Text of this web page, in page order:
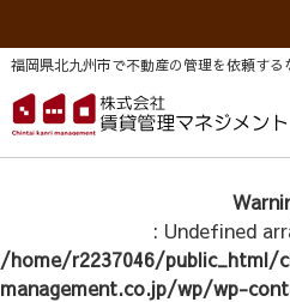
福岡県北九州市で不動産の管理を依頼す
: Undefined
/home/r2237046/public_html/
management.co.jp/wp/wp-